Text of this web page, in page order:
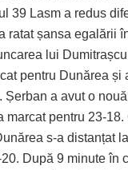
39 Lasm a redus
ratat șansa egalării
lui
pentru Dunărea și
Șerban a avut o
marcat pentru 23-18.
s-a distanțat
După 9 minute în